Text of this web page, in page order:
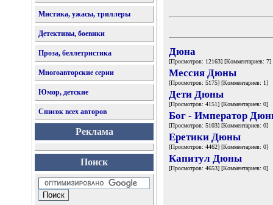
Мистика, ужасы, триллеры
Детективы, боевики
Проза, беллетристика
Многоавторские серии
Юмор, детские
Список всех авторов
Реклама
Поиск
Дюна
[Просмотров: 12163] [Комментариев: 7]
Мессия Дюны
[Просмотров: 5175] [Комментариев: 1]
Дети Дюны
[Просмотров: 4151] [Комментариев: 0]
Бог - Император
[Просмотров: 5103] [Комментариев: 0]
Еретики Дюны
[Просмотров: 4462] [Комментариев: 0]
Капитул Дюны
[Просмотров: 4653] [Комментариев: 0]